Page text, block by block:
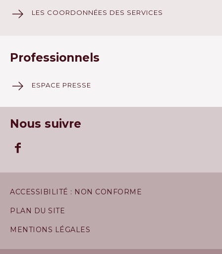
LES COORDONNÉES DES SERVICES
Professionnels
ESPACE PRESSE
Nous suivre
ACCESSIBILITÉ : NON CONFORME
PLAN DU SITE
MENTIONS LÉGALES